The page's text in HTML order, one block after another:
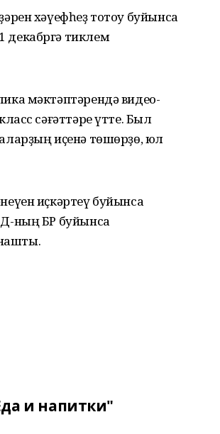
хәүефһеҙ тотоу буйынса
декабргә тиклем
мәктәптәрендә видео-
сәғәттәре үтте. Был
иҫенә төшөрҙө, юл
иҫкәртеү буйынса
ның БР буйынса
и напитки"